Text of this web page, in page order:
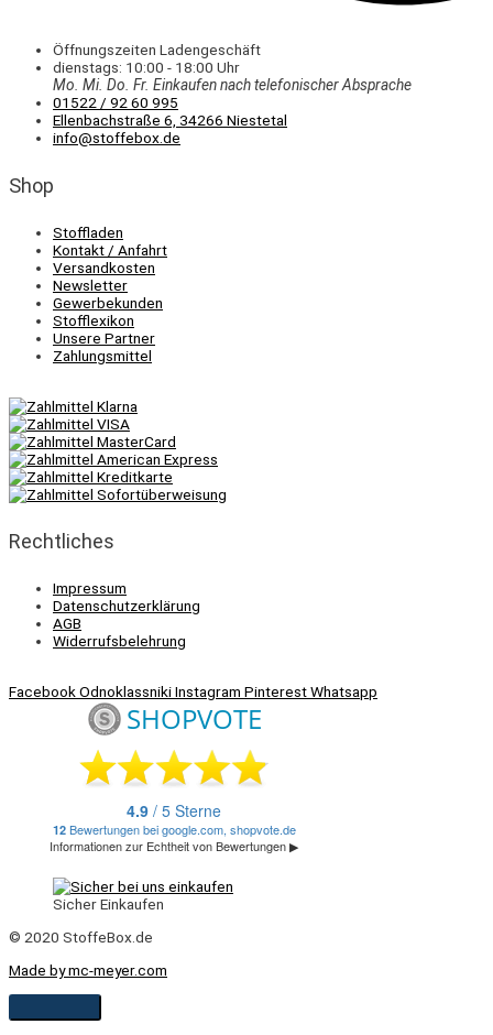
Öffnungszeiten Ladengeschäft
dienstags: 10:00 - 18:00 Uhr
Mo. Mi. Do. Fr. Einkaufennach telefonischer Absprache
01522 / 92 60 995
Ellenbachstraße 6, 34266 Niestetal
info@stoffebox.de
Shop
Stoffladen
Kontakt / Anfahrt
Versandkosten
Newsletter
Gewerbekunden
Stofflexikon
Unsere Partner
Zahlungsmittel
Rechtliches
Impressum
Datenschutzerklärung
AGB
Widerrufsbelehrung
FacebookOdnoklassnikiInstagram PinterestWhatsapp
Sicher Einkaufen
© 2020 StoffeBox.de
Made by mc-meyer.com